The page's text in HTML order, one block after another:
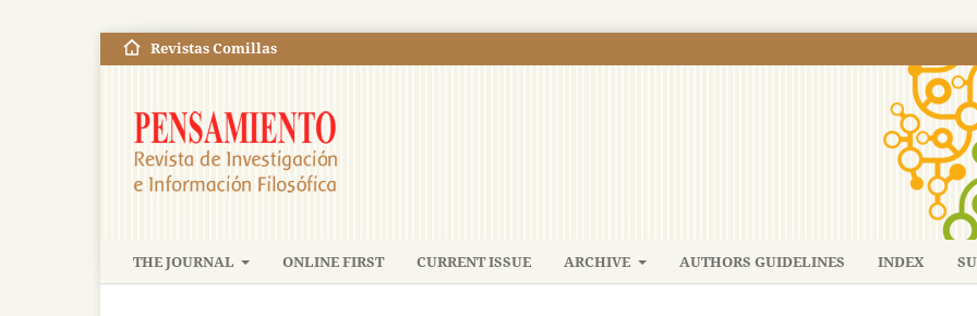
THE JOURNAL ONLINE FIRST CURRENT ISSUE ARCHIVE AUTHORS GUIDELINES INDEX
Revistas Comillas